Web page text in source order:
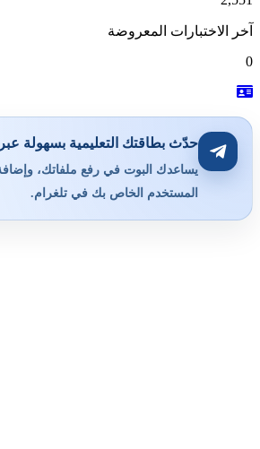
آخر الاختبارات المعروضة
0
حدّث بطاقتك التعليمية بسهولة
يساعدك البوت في رفع ملفاتك،
المستخدم الخاص بك في تلغرام.